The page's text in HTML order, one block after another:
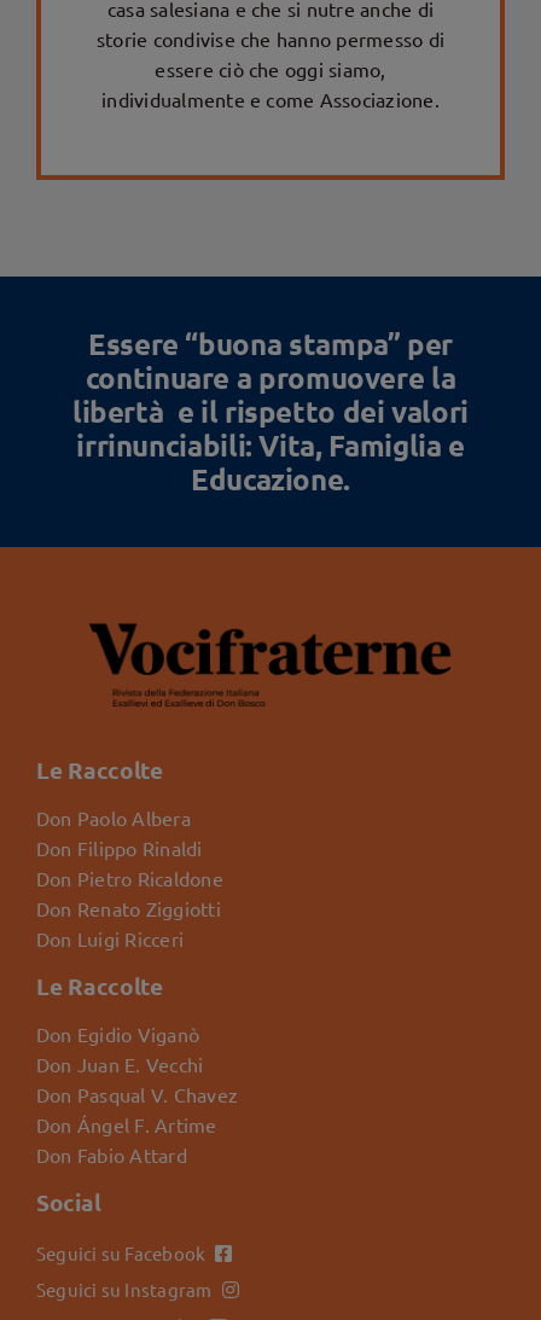
casa salesiana e che si nutre anche di
storie condivise che hanno permesso di
essere ciò che oggi siamo,
individualmente e come Associazione.
Essere “buona stampa” per
continuare a promuovere la
libertà e il rispetto dei valori
irrinunciabili: Vita, Famiglia e
Educazione.
Le Raccolte
Don Paolo Albera
Don Filippo Rinaldi
Don Pietro Ricaldone
Don Renato Ziggiotti
Don Luigi Ricceri
Le Raccolte
Don Egidio Viganò
Don Juan E. Vecchi
Don Pasqual V. Chavez
Don Ángel F. Artime
Don Fabio Attard
Social
Seguici su Facebook
Seguici su Instagram